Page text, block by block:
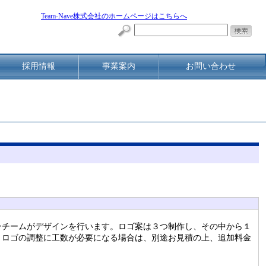
Team-Nave株式会社のホームページはこちらへ
採用情報 事業案内 お問い合わせ
ームがデザインを行います。ロゴ案は３つ制作し、その中から１
ゴの調整に工数が必要になる場合は、別途お見積の上、追加料金